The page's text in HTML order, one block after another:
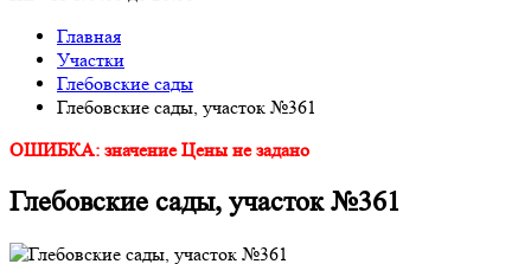
Главная
Участки
Глебовские сады
Глебовские сады, участок №361
ОШИБКА: значение Цены не задано
Глебовские сады, участок №361